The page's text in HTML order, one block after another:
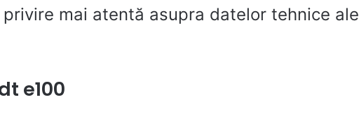
mai atentă asupra datelor tehnice ale
e100